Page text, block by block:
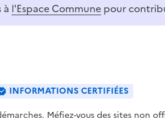
à l'Espace Commune pour
INFORMATIONS CERTIFIÉES
Méfiez-vous des sites non